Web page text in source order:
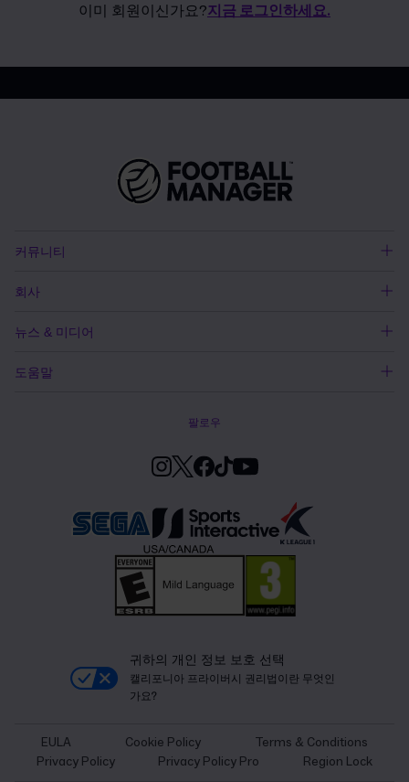
이미 회원이신가요?지금 로그인하세요.
커뮤니티
회사
뉴스 & 미디어
도움말
팔로우
귀하의 개인 정보 보호 선택
캘리포니아 프라이버시 권리법이란 무엇인
가요?
EULA Cookie Policy
Terms & Conditions
Privacy Policy
Privacy Policy Pro Region Lock